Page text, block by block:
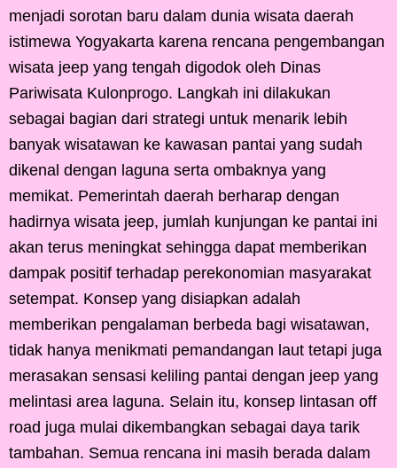
menjadi sorotan baru dalam dunia wisata daerah
istimewa Yogyakarta karena rencana pengembangan
wisata jeep yang tengah digodok oleh Dinas
Pariwisata Kulonprogo. Langkah ini dilakukan
sebagai bagian dari strategi untuk menarik lebih
banyak wisatawan ke kawasan pantai yang sudah
dikenal dengan laguna serta ombaknya yang
memikat. Pemerintah daerah berharap dengan
hadirnya wisata jeep, jumlah kunjungan ke pantai ini
akan terus meningkat sehingga dapat memberikan
dampak positif terhadap perekonomian masyarakat
setempat. Konsep yang disiapkan adalah
memberikan pengalaman berbeda bagi wisatawan,
tidak hanya menikmati pemandangan laut tetapi juga
merasakan sensasi keliling pantai dengan jeep yang
melintasi area laguna. Selain itu, konsep lintasan off
road juga mulai dikembangkan sebagai daya tarik
tambahan. Semua rencana ini masih berada dalam